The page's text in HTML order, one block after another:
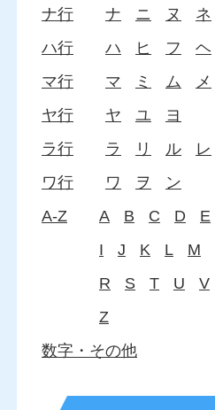
ナ行
ナ ニ ヌ ネ
ハ行
ハ ヒ フ ヘ
マ行
マ ミ ム メ
ヤ行
ヤ ユ
ヨ
ラ行
ラ リ ル レ
ワ行
ワ ヲ
ン
A-Z
A B C D E
I
J K L M
R
S T U V
Z
数字・その他